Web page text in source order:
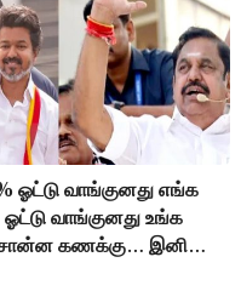
இதெல்லாம் நடக்க
ஓட்டு வாங்குனது எங்க
வாங்குனது உங்க
கணக்கு… இனி
கணக்கு! 10%